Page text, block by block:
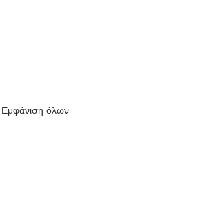
Εμφάνιση όλων